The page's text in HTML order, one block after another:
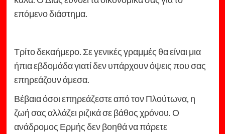
επόμενο διάστημα.
Τρίτο δεκαήμερο. Σε γενικές γραμμές θα είναι μια
ήπια εβδομάδα γιατί δεν υπάρχουν όψεις που σας
επηρεάζουν άμεσα.
Βέβαια όσοι επηρεάζεστε από τον Πλούτωνα, η
ζωή σας αλλάζει ριζικά σε βάθος χρόνου. Ο
ανάδρομος Ερμής δεν βοηθά να πάρετε